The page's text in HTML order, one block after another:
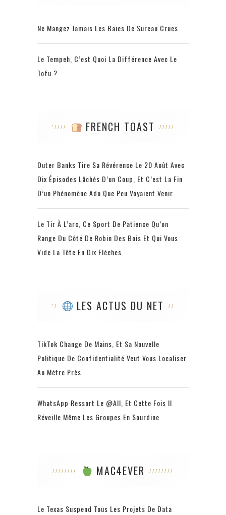
Ne Mangez Jamais Les Baies De Sureau Crues
Le Tempeh, C’est Quoi La Différence Avec Le
Tofu ?
FRENCH TOAST
Outer Banks Tire Sa Révérence Le 20 Août Avec
Dix Épisodes Lâchés D’un Coup, Et C’est La Fin
D’un Phénomène Ado Que Peu Voyaient Venir
Le Tir À L’arc, Ce Sport De Patience Qu’on
Range Du Côté De Robin Des Bois Et Qui Vous
Vide La Tête En Dix Flèches
LES ACTUS DU NET
TikTok Change De Mains, Et Sa Nouvelle
Politique De Confidentialité Veut Vous Localiser
Au Mètre Près
WhatsApp Ressort Le @all, Et Cette Fois Il
Réveille Même Les Groupes En Sourdine
MAC4EVER
Le Texas Suspend Tous Les Projets De Data